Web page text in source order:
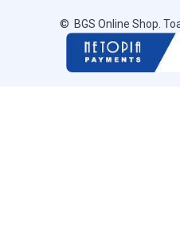
© BGS Online Shop.